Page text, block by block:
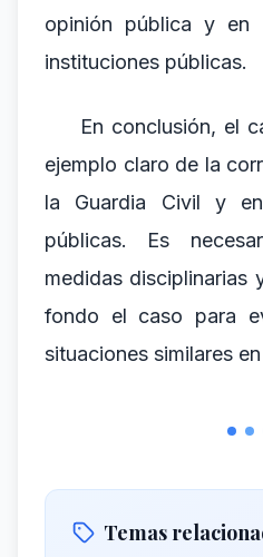
opinión pública y en
instituciones públicas.
En conclusión, el
ejemplo claro de la
la Guardia Civil y
públicas. Es
medidas disciplinarias
fondo el caso para
situaciones similares
Temas